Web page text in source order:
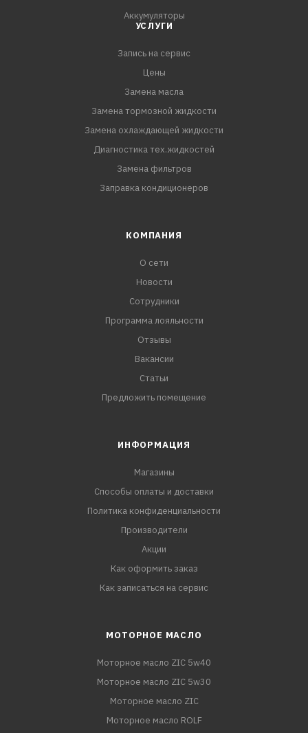
Аккумуляторы
УСЛУГИ
Запись на сервис
Цены
Замена масла
Замена тормозной жидкости
Замена охлаждающей жидкости
Диагностика тех.жидкостей
Замена фильтров
Заправка кондиционеров
КОМПАНИЯ
О сети
Новости
Сотрудники
Программа лояльности
Отзывы
Вакансии
Статьи
Предложить помещение
ИНФОРМАЦИЯ
Магазины
Способы оплаты и доставки
Политика конфиденциальности
Производители
Акции
Как оформить заказ
Как записаться на сервис
МОТОРНОЕ МАСЛО
Моторное масло ZIC 5w40
Моторное масло ZIC 5w30
Моторное масло ZIC
Моторное масло ROLF